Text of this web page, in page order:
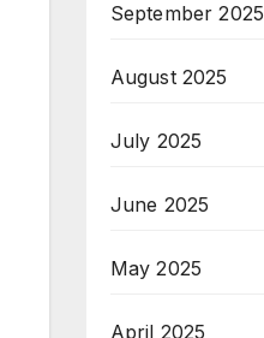
September 2025
August 2025
July 2025
June 2025
May 2025
April 2025